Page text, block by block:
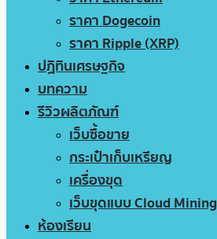
ราคา Dogecoin
ราคา Ripple (XRP)
ปฏิทินเศรษฐกิจ
บทความ
รีวิวผลิตภัณฑ์
เว็บซื้อขาย
กระเป๋าเก็บเหรียญ
เครื่องขุด
เว็บขุดแบบ Cloud Mining
ห้องเรียน